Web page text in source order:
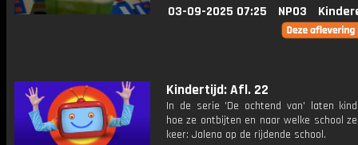
03-09-2025 07:25 NPO3
Kindertijd: Afl. 22
In de serie 'De ochtend van' laten
hoe ze ontbijten en naar welke school
keer: Jalena op de rijdende school.